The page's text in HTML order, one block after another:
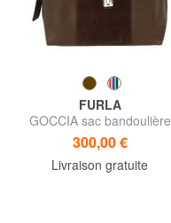
FURLA
GOCCIA sac bandoulière
300,00 €
Livraison gratuite